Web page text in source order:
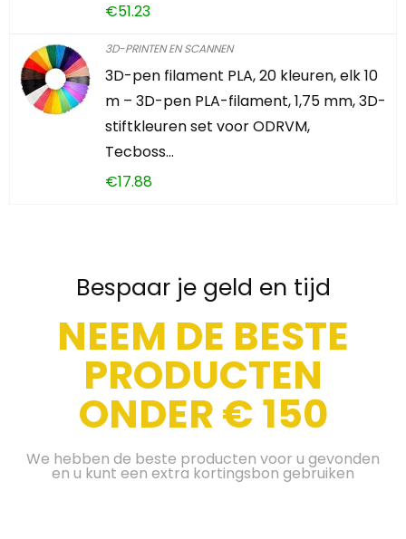
€51.23
3D-PRINTEN EN SCANNEN
3D-pen filament PLA, 20 kleuren, elk 10
m – 3D-pen PLA-filament, 1,75 mm, 3D-
stiftkleuren set voor ODRVM,
Tecboss…
€17.88
Bespaar je geld en tijd
NEEM DE BESTE
PRODUCTEN
ONDER € 150
We hebben de beste producten voor u gevonden
en u kunt een extra kortingsbon gebruiken